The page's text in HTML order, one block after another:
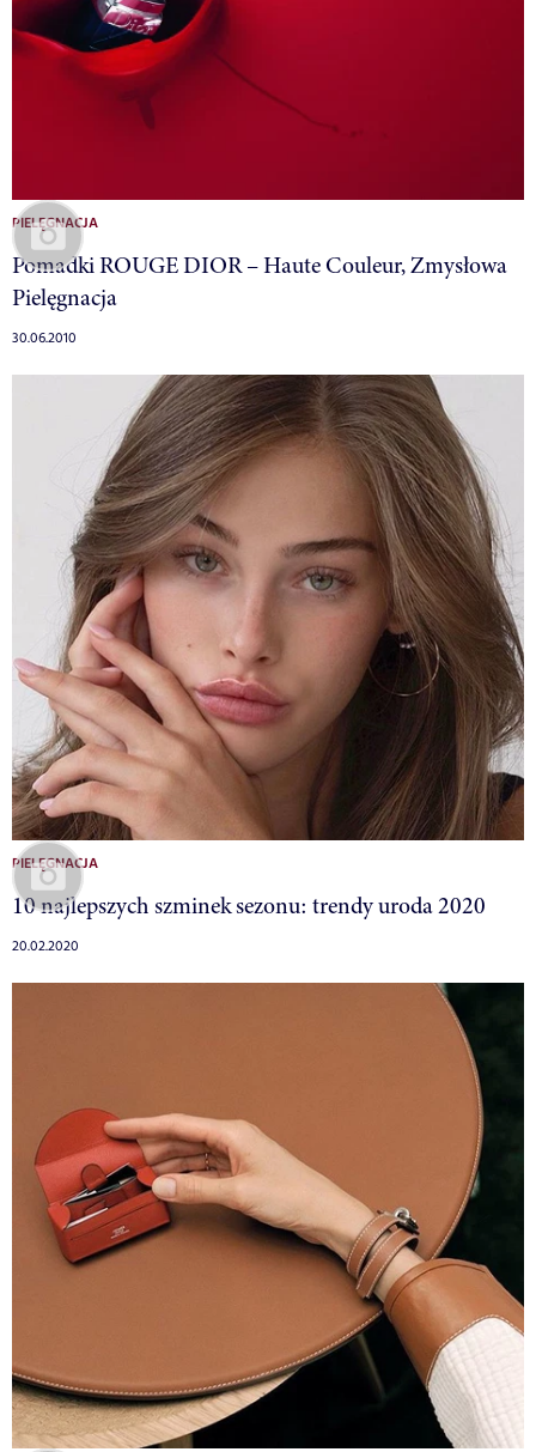
PIELĘGNACJA
Pomadki ROUGE DIOR – Haute Couleur, Zmysłowa
Pielęgnacja
30.06.2010
PIELĘGNACJA
10 najlepszych szminek sezonu: trendy uroda 2020
20.02.2020